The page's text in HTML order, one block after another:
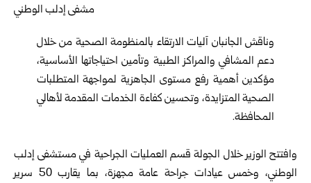
وناقش الجانبان آليات الارتقاء بالمنظومة الصحية من خلال
دعم المشافي والمراكز الطبية وتأمين احتياجاتها الأساسية،
مؤكدين أهمية رفع مستوى الجاهزية لمواجهة المتطلبات
الصحية المتزايدة، وتحسين كفاءة الخدمات المقدمة لأهالي
المحافظة.
وافتتح الوزير خلال الجولة قسم العمليات الجراحية في مستشفى إدلب
الوطني، وخمس عيادات جراحة عامة مجهزة، بما يقارب 50 سرير